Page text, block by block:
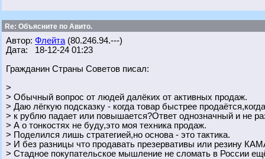
Re: Объясните по Авито.
Автор: Флейта (80.246.94.---)
Дата: 18-12-24 01:23
Гражданин Страны Советов писал:
>
> Обычный вопрос от людей далёких от активных продаж.
> Даю лёгкую подсказку - когда товар быстрее
> к рублю падает или повышается?Ответ однозначный и не
> А о тонкостях не буду,это моя техника продаж.
> Поделился лишь стратегией,но основа - это тактика.
> И без разницы что продавать презервативы или резину
> Стадное покупательское мышление не сломать в России